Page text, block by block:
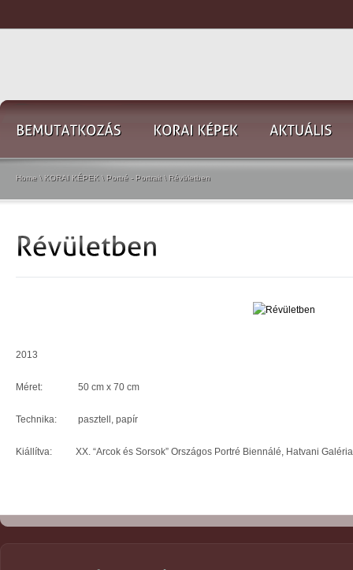
Home \ KORAI KÉPEK \ Portré - Portrait\ Révületben
2013
Méret: 50 cm x 70 cm
Technika: pasztell, papír
Kiállítva: XX. “Arcok és Sorsok” Országos Portré Biennálé, Hatvani